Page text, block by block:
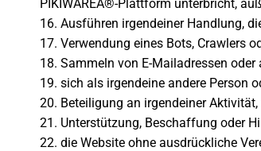
PIKIWAREÂ®-Plattform unterbricht,
Ausführen irgendeiner Handlung,
Verwendung eines Bots, Crawlers
Sammeln von E-Mailadressen
sich als irgendeine andere Person
Beteiligung an irgendeiner
Unterstützung, Beschaffung oder
die Website ohne ausdrückliche